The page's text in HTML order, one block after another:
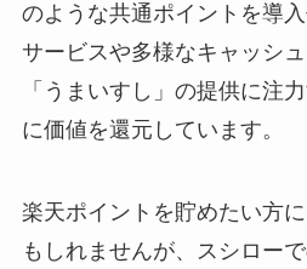
のような共通ポイントを導
サービスや多様なキャッシ
「うまいすし」の提供に注
に価値を還元しています。
楽天ポイントを貯めたい方
もしれませんが、スシロー